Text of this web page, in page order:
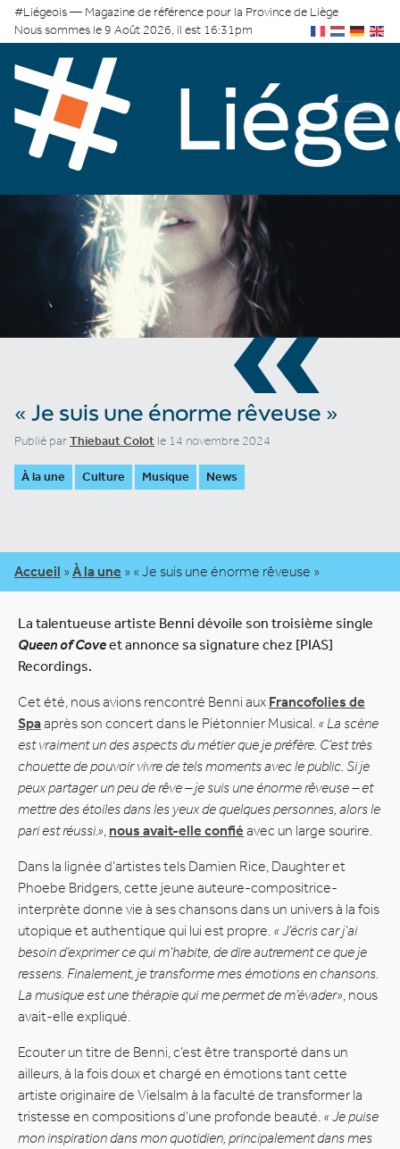
#Liégeois — Magazine de référence pour la Province de Liège
Nous sommes le 9 Août 2026, il est 16:31pm
«
« Je suis une énorme rêveuse »
Publié parThiebaut Colot le 14 novembre 2024
À la une Culture Musique News
Accueil » À la une » « Je suis une énorme rêveuse »
La talentueuse artiste Benni dévoile son troisième single
Queen of Coveet annonce sa signature chez [PIAS]
Recordings.
Cet été, nous avions rencontré Benni aux Francofolies de
Spaaprès son concert dans le Piétonnier Musical. « La scène
est vraiment un des aspects du métier que je préfère. C’est très
chouette de pouvoir vivre de tels moments avec le public. Si je
peux partager un peu de rêve – je suis une énorme rêveuse – et
mettre des étoiles dans les yeux de quelques personnes, alors le
pari est réussi.» nous avait-elle confié avec un large sourire.
Dans la lignée d’artistes tels Damien Rice, Daughter et
Phoebe Bridgers, cette jeune auteure-compositrice-
interprète donne vie à ses chansons dans un univers à la fois
utopique et authentique qui lui est propre. « J’écris car j’ai
besoin d’exprimer ce qui m’habite, de dire autrement ce que je
ressens. Finalement, je transforme mes émotions en chansons.
La musique est une thérapie qui me permet de m’évader» , nous
avait-elle expliqué.
Ecouter un titre de Benni, c’est être transporté dans un
ailleurs, à la fois doux et chargé en émotions tant cette
artiste originaire de Vielsalm à la faculté de transformer la
tristesse en compositions d’une profonde beauté. « Je puise
mon inspiration dans mon quotidien, principalement dans mes